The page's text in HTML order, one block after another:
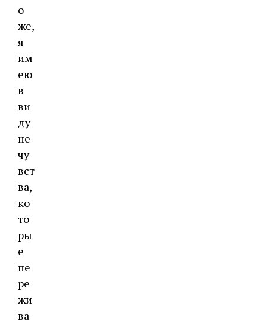
о
же,
я
им
ею
в
ви
ду
не
чу
вст
ва,
ко
то
ры
е
пе
ре
жи
ва